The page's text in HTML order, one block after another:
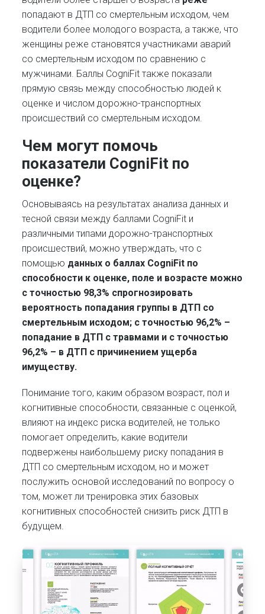
попадают в ДТП со смертельным исходом, чем
водители более молодого возраста, а также, что
женщины реже становятся участниками аварий
со смертельным исходом по сравнению с
мужчинами. Баллы CogniFit также показали
прямую связь между способностью людей к
оценке и числом дорожно-транспортных
происшествий со смертельным исходом.
Чем могут помочь
показатели CogniFit по
оценке?
Основываясь на результатах анализа данных и
тесной связи между баллами CogniFit и
различными типами дорожно-транспортных
происшествий, можно утверждать, что с
помощью данных о баллах CogniFit по
способности к оценке, поле и возрасте можно
с точностью 98,3% спрогнозировать
вероятность попадания группы в ДТП со
смертельным исходом; с точностью 96,2% –
попадание в ДТП с травмами и с точностью
96,2% – в ДТП с причинением ущерба
имуществу.
Понимание того, каким образом возраст, пол и
когнитивные способности, связанные с оценкой,
влияют на индекс риска водителей, не только
помогает определить, какие водители
подвержены наибольшему риску попадания в
ДТП со смертельным исходом, но и может
послужить основой исследований по вопросу о
том, может ли тренировка этих базовых
когнитивных способностей снизить риск ДТП в
будущем.